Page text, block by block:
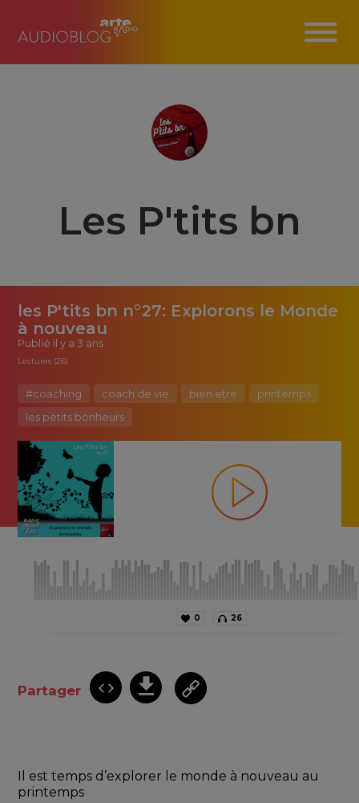
Les P'tits bn
les P'tits bn n°27: Explorons le Monde
à nouveau
Publié il y a 3 ans
Lectures (26)
#coaching coach de vie bien etre
printemps
les petits bonheurs
0 26
Partager
Il est temps d’explorer le monde à nouveau au
printemps